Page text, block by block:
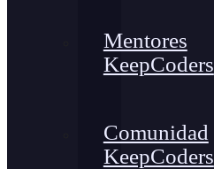
Mentores
KeepCoders
Comunidad
KeepCoders